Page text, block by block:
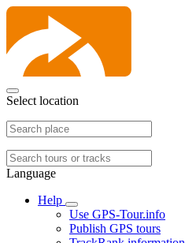
Select location
Language
Help
Use GPS-Tour.info
Publish GPS tours